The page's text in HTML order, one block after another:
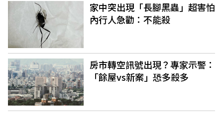
家中突出現「長腳黑蟲」超害怕
內行人急勸：不能殺
房市轉空訊號出現？專家示警：
「餘屋vs新案」恐多殺多